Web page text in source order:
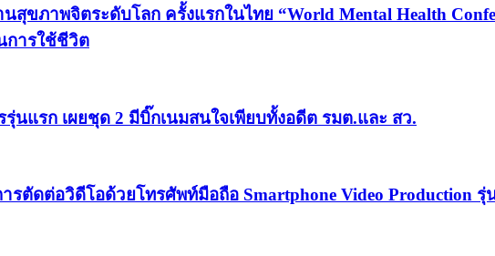
ขภาพจิตระดับโลก ครั้งแรกในไทย “World Mental Health
การใช้ชีวิต
นแรก เผยชุด 2 มีบิ๊กเนมสนใจเพียบทั้งอดีต รมต.และ สว.
ตัดต่อวิดีโอด้วยโทรศัพท์มือถือ Smartphone Video Production รุ่